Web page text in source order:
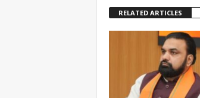
RELATED ARTICLES